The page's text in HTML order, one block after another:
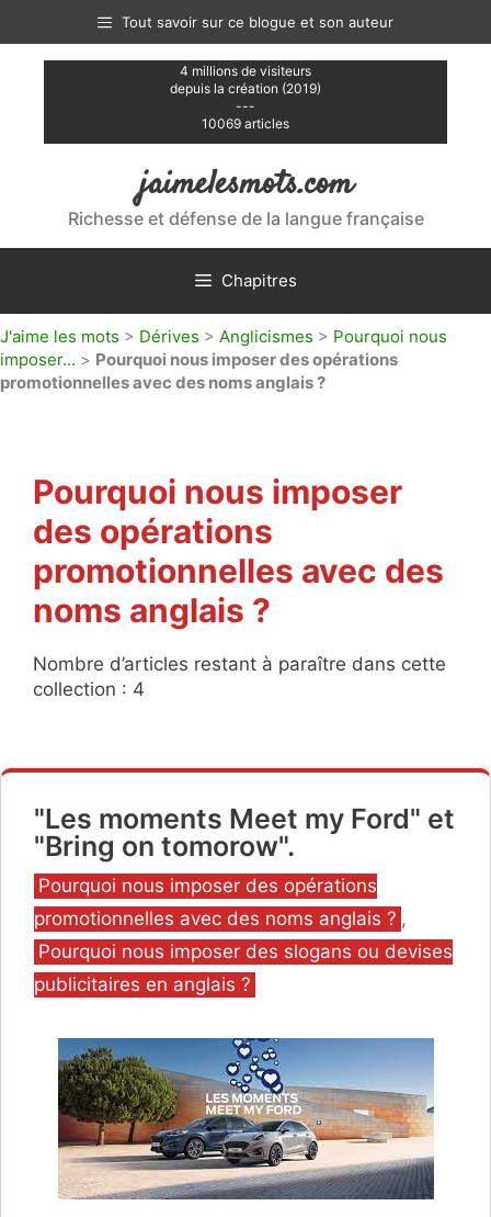
contenu
Tout savoir sur ce blogue et son auteur
4 millions de visiteurs
depuis la création (2019)
---
10069 articles
jaimelesmots.com
Richesse et défense de la langue française
Chapitres
J'aime les mots > Dérives > Anglicismes > Pourquoi nous
imposer... > Pourquoi nous imposer des opérations
promotionnelles avec des noms anglais ?
Pourquoi nous imposer
des opérations
promotionnelles avec des
noms anglais ?
Nombre d’articles restant à paraître dans cette
collection : 4
"Les moments Meet my Ford" et
"Bring on tomorow".
Catégories
Pourquoi nous imposer des opérations
promotionnelles avec des noms anglais ? ,
Pourquoi nous imposer des slogans ou devises
publicitaires en anglais ?